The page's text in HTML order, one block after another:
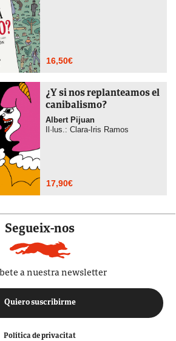
16,50€
¿Y si nos replanteamos el
canibalismo?
Albert Pijuan
Il·lus.: Clara-Iris Ramos
17,90€
Segueix-nos
a nuestra newsletter
Quiero suscribirme
Política de privacitat